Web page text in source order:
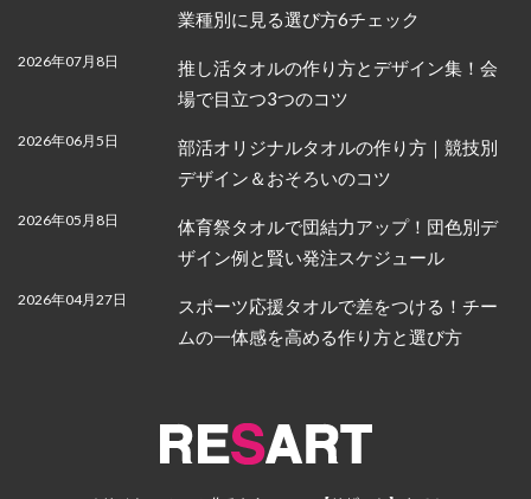
業種別に見る選び方6チェック
2026年07月8日
推し活タオルの作り方とデザイン集！会
場で目立つ3つのコツ
2026年06月5日
部活オリジナルタオルの作り方｜競技別
デザイン＆おそろいのコツ
2026年05月8日
体育祭タオルで団結力アップ！団色別デ
ザイン例と賢い発注スケジュール
2026年04月27日
スポーツ応援タオルで差をつける！チー
ムの一体感を高める作り方と選び方